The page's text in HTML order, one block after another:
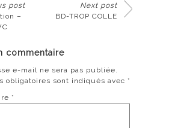
post
–
Next post
BD-TROP COLLE
commentaire
e-mail ne sera pas publiée.
obligatoires sont indiqués avec *
*